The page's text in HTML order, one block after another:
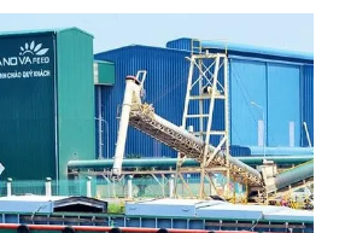
0908 780 404
RSS Tòa soạn Chính sách bảo
Ngọc Toàn
trực: Hải Thành
Hiếu Dũng
Việt Hưng
Đức Trung